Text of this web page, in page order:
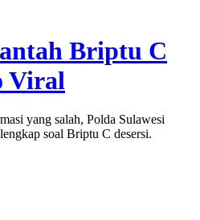
Briptu C
Viral
yang salah, Polda Sulawesi
soal Briptu C desersi.